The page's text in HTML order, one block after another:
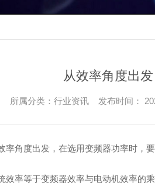
从效率角度出
所属分类：行业资讯 发布时间：
率角度出发，在选用变频器功率时，
效率等于变频器效率与电动机效率的